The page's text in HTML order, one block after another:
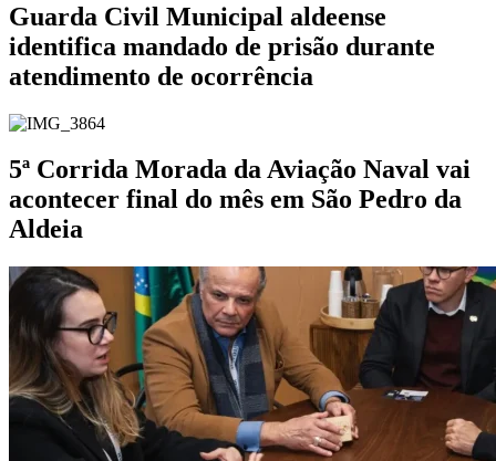
Guarda Civil Municipal aldeense
identifica mandado de prisão durante
atendimento de ocorrência
5ª Corrida Morada da Aviação Naval vai
acontecer final do mês em São Pedro da
Aldeia